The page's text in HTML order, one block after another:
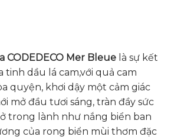
CODEDECO Mer Bleue là sự kết
tinh dầu lá cam,với quả cam
quyện, khơi dậy một cảm giác
mở đầu tươi sáng, tràn đầy sức
trong lành như nắng biển ban
của rong biển mùi thơm đặc